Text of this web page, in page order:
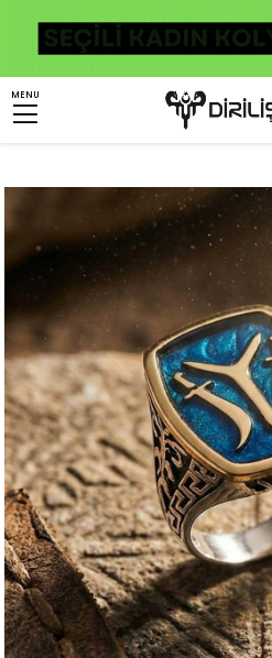
MENU
Erkek Gümüş Yüzük
Versace Desenli Kayı Boyu Sembollü Mineli Gümüş